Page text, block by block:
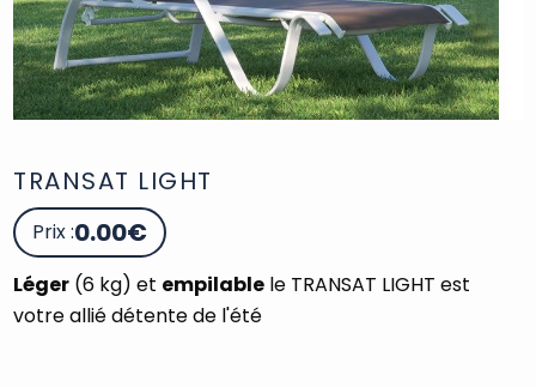
TRANSAT LIGHT
Prix :0.00€
Léger (6 kg) et empilable le TRANSAT LIGHT est
votre allié détente de l'été